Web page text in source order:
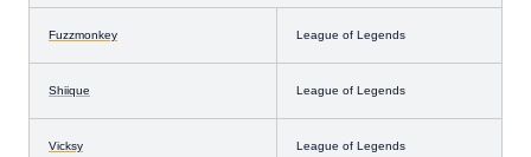
Fuzzmonkey League of Legends
Shiique League of Legends
Vicksy League of Legends